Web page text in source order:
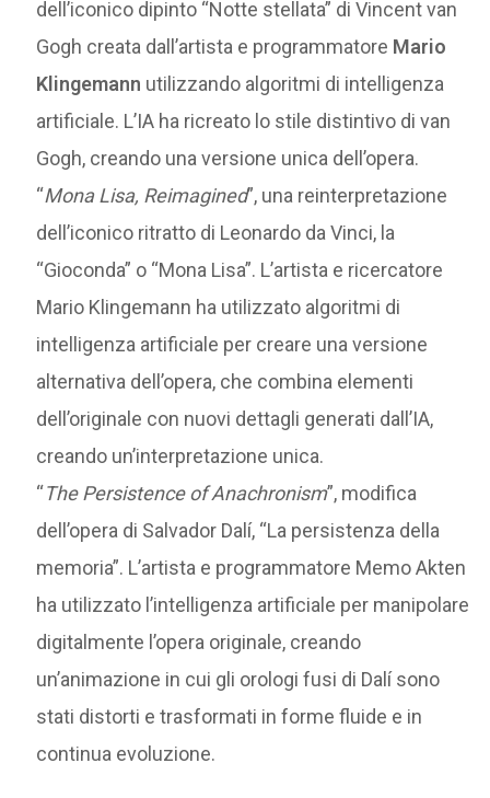
dell’iconico dipinto “Notte stellata” di Vincent van
Gogh creata dall’artista e programmatore Mario
Klingemann utilizzando algoritmi di intelligenza
artificiale. L’IA ha ricreato lo stile distintivo di van
Gogh, creando una versione unica dell’opera.
“Mona Lisa, Reimagined”, una reinterpretazione
dell’iconico ritratto di Leonardo da Vinci, la
“Gioconda” o “Mona Lisa”. L’artista e ricercatore
Mario Klingemann ha utilizzato algoritmi di
intelligenza artificiale per creare una versione
alternativa dell’opera, che combina elementi
dell’originale con nuovi dettagli generati dall’IA,
creando un’interpretazione unica.
“The Persistence of Anachronism”, modifica
dell’opera di Salvador Dalí, “La persistenza della
memoria”. L’artista e programmatore Memo Akten
ha utilizzato l’intelligenza artificiale per manipolare
digitalmente l’opera originale, creando
un’animazione in cui gli orologi fusi di Dalí sono
stati distorti e trasformati in forme fluide e in
continua evoluzione.